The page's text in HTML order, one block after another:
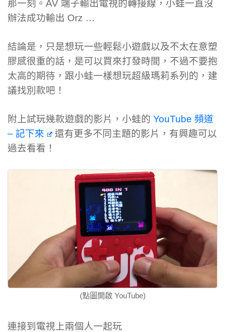
那一刻。AV 端子輸出電視的轉接線，小蛙一直沒
辦法成功輸出 Orz …
結論是，只是想玩一些輕鬆小遊戲以及不太在意塑
膠感很重的話，是可以買來打發時間，不過不要抱
太高的期待，跟小蛙一樣想玩超級瑪莉系列的，建
議找別款吧！
附上試玩幾款遊戲的影片，小蛙的 YouTube 頻道
– 記下來
還有更多不同主題的影片，有興趣可以
過去看看！
(點圖開啟 YouTube)
連接到電視上兩個人一起玩